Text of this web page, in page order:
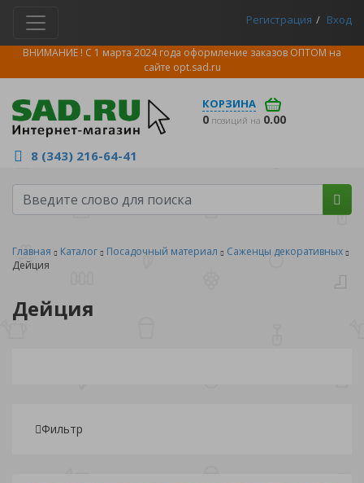
Регистрация Вход
ВНИМАНИЕ ! С 1 марта 2024 года оформление заказов ОПТОМ на
сайте opt.sad.ru
КОРЗИНА
0 позиций на 0.00
8 (343) 216-64-41
Главная Каталог Посадочный материал
Саженцы декоративных
Дейция
Дейция
Фильтр